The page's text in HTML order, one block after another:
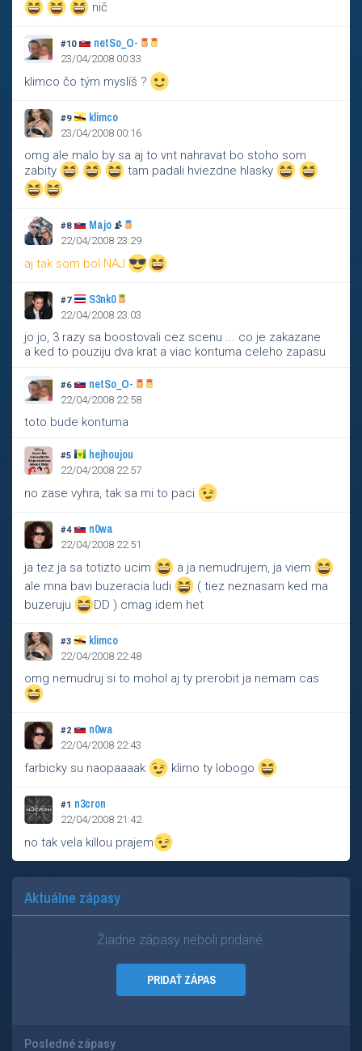
nič
#10 netSo_O-
23/04/2008 00:33
klimco čo tým myslíš ?
#9 klimco
23/04/2008 00:16
omg ale malo by sa aj to vnt nahravat bo stoho som
zabity
tam padali hviezdne hlasky
#8 Majo
22/04/2008 23:29
aj tak som bol NAJ
#7 S3nk0
22/04/2008 23:03
jo jo, 3 razy sa boostovali cez scenu ... co je zakazane
a ked to pouziju dva krat a viac kontuma celeho zapasu
#6 netSo_O-
22/04/2008 22:58
toto bude kontuma
#5 hejhoujou
22/04/2008 22:57
no zase vyhra, tak sa mi to paci
#4 n0wa
22/04/2008 22:51
ja tez ja sa totizto ucim
a ja nemudrujem, ja viem
ale mna bavi buzeracia ludi
( tiez neznasam ked ma
buzeruju
DD ) cmag idem het
#3 klimco
22/04/2008 22:48
omg nemudruj si to mohol aj ty prerobit ja nemam cas
#2 n0wa
22/04/2008 22:43
farbicky su naopaaaak klimo ty lobogo
#1 n3cron
22/04/2008 21:42
no tak vela killou prajem
Aktuálne zápasy
Žiadne zápasy neboli pridané.
PRIDAŤ ZÁPAS
Posledné zápasy